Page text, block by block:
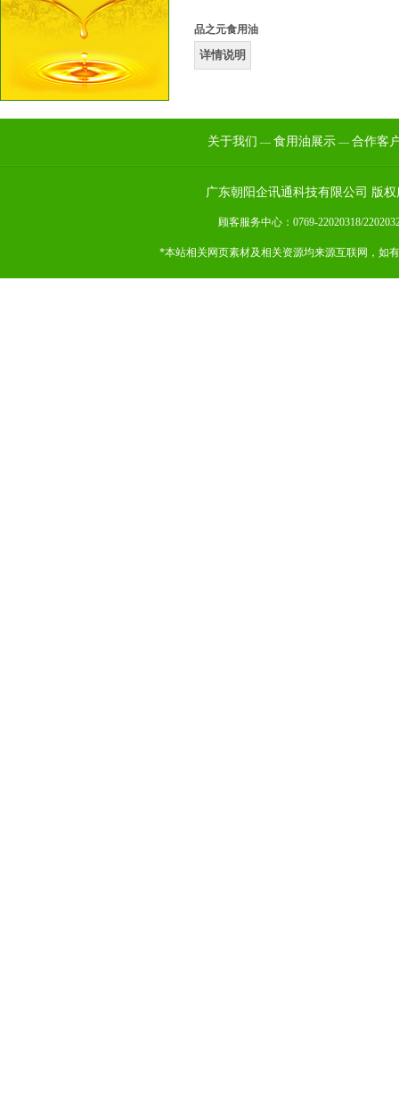
品之元食用油
详情说明
关于我们 — 食用油展示 — 合作客
广东朝阳企讯通科技有限公司 版权
顾客服务中心：0769-22020318/
*本站相关网页素材及相关资源均来源互联网，如